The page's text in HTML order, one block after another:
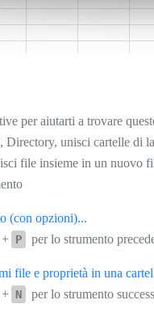
per aiutarti a trovare
Directory, unisci cartelle di
file insieme in un nuovo
(con opzioni)...
+ P per lo strumento
file e proprietà in una
+ N per lo strumento